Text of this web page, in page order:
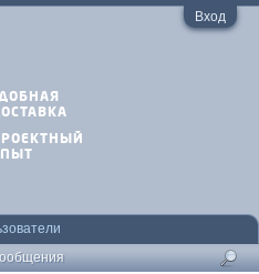
Вход